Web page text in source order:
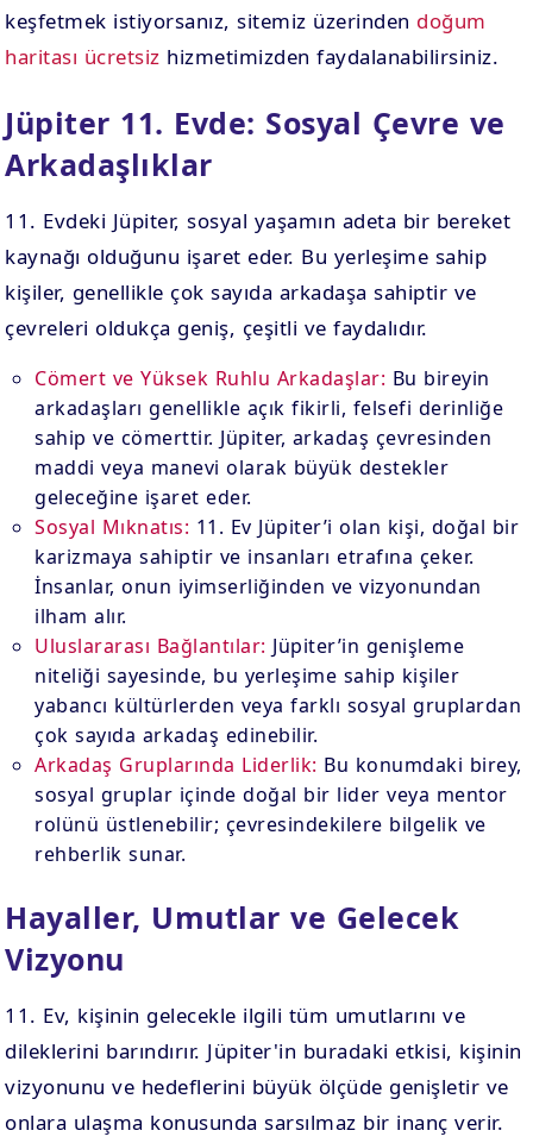
keşfetmek istiyorsanız, sitemiz üzerinden doğum
haritası ücretsiz hizmetimizden faydalanabilirsiniz.
Jüpiter 11. Evde: Sosyal Çevre ve
Arkadaşlıklar
11. Evdeki Jüpiter, sosyal yaşamın adeta bir bereket
kaynağı olduğunu işaret eder. Bu yerleşime sahip
kişiler, genellikle çok sayıda arkadaşa sahiptir ve
çevreleri oldukça geniş, çeşitli ve faydalıdır.
Cömert ve Yüksek Ruhlu Arkadaşlar: Bu bireyin
arkadaşları genellikle açık fikirli, felsefi derinliğe
sahip ve cömerttir. Jüpiter, arkadaş çevresinden
maddi veya manevi olarak büyük destekler
geleceğine işaret eder.
Sosyal Mıknatıs: 11. Ev Jüpiter’i olan kişi, doğal bir
karizmaya sahiptir ve insanları etrafına çeker.
İnsanlar, onun iyimserliğinden ve vizyonundan
ilham alır.
Uluslararası Bağlantılar: Jüpiter’in genişleme
niteliği sayesinde, bu yerleşime sahip kişiler
yabancı kültürlerden veya farklı sosyal gruplardan
çok sayıda arkadaş edinebilir.
Arkadaş Gruplarında Liderlik: Bu konumdaki birey,
sosyal gruplar içinde doğal bir lider veya mentor
rolünü üstlenebilir; çevresindekilere bilgelik ve
rehberlik sunar.
Hayaller, Umutlar ve Gelecek
Vizyonu
11. Ev, kişinin gelecekle ilgili tüm umutlarını ve
dileklerini barındırır. Jüpiter'in buradaki etkisi, kişinin
vizyonunu ve hedeflerini büyük ölçüde genişletir ve
onlara ulaşma konusunda sarsılmaz bir inanç verir.